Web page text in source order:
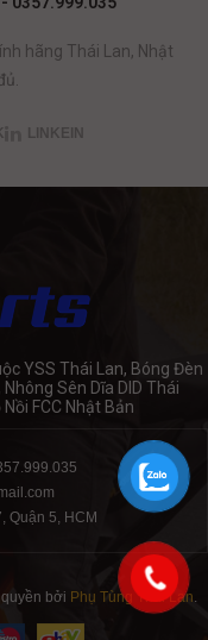
hãng Thái Lan, Nhật
LINKEIN
YSS Thái Lan, Bóng Đèn
Sên Dĩa DID Thái
FCC Nhật Bản
Quận 5, HCM
bởi Phụ Tùng Thái Lan.